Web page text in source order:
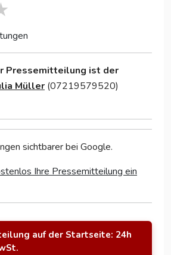
Pressemitteilung ist der
Müller (07219579520)
sichtbarer bei Google.
Ihre Pressemitteilung ein
auf der Startseite: 24h